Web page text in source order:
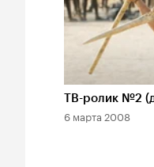
ТВ-ролик №2
6 марта 2008